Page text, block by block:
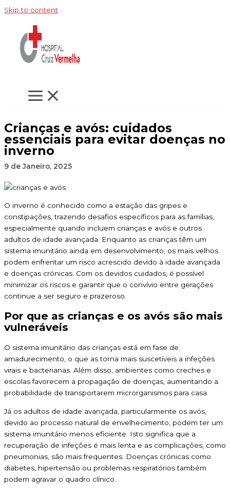
Skip to content
Crianças e avós: cuidados
essenciais para evitar doenças no
inverno
9 de Janeiro, 2025
O inverno é conhecido como a estação das gripes e
constipações, trazendo desafios específicos para as famílias,
especialmente quando incluem crianças e avós e outros
adultos de idade avançada. Enquanto as crianças têm um
sistema imunitário ainda em desenvolvimento, os mais velhos
podem enfrentar um risco acrescido devido à idade avançada
e doenças crónicas. Com os devidos cuidados, é possível
minimizar os riscos e garantir que o convívio entre gerações
continue a ser seguro e prazeroso.
Por que as crianças e os avós são mais
vulneráveis
O sistema imunitário das crianças está em fase de
amadurecimento, o que as torna mais suscetíveis a infeções
virais e bacterianas. Além disso, ambientes como creches e
escolas favorecem a propagação de doenças, aumentando a
probabilidade de transportarem microrganismos para casa.
Já os adultos de idade avançada, particularmente os avós,
devido ao processo natural de envelhecimento, podem ter um
sistema imunitário menos eficiente. Isto significa que a
recuperação de infeções é mais lenta e as complicações, como
pneumonias, são mais frequentes. Doenças crónicas como
diabetes, hipertensão ou problemas respiratórios também
podem agravar o quadro clínico.